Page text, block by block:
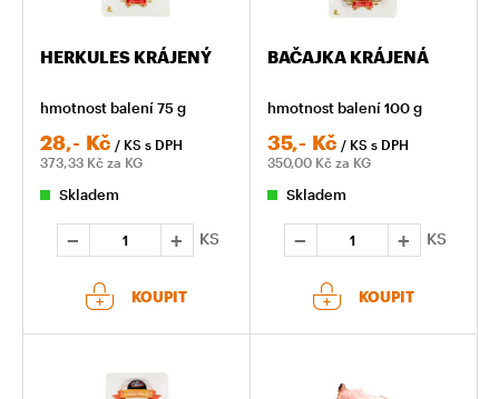
HERKULES KRÁJENÝ
hmotnost balení 75 g
28,- Kč / KS s DPH
373,33 Kč za KG
Skladem
KS
KOUPIT
BAČAJKA KRÁJENÁ
hmotnost balení 100 g
35,- Kč / KS s DPH
350,00 Kč za KG
Skladem
KS
KOUPIT